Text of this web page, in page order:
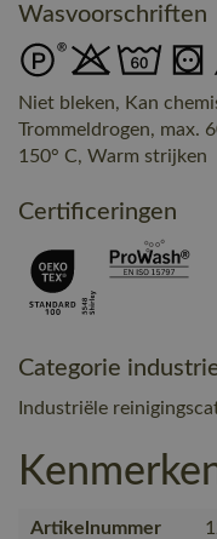
Wasvoorschriften
Niet bleken, Kan
Trommeldrogen, max.
150° C, Warm strijken
Certificeringen
Categorie
Industriële
Artikelnummer